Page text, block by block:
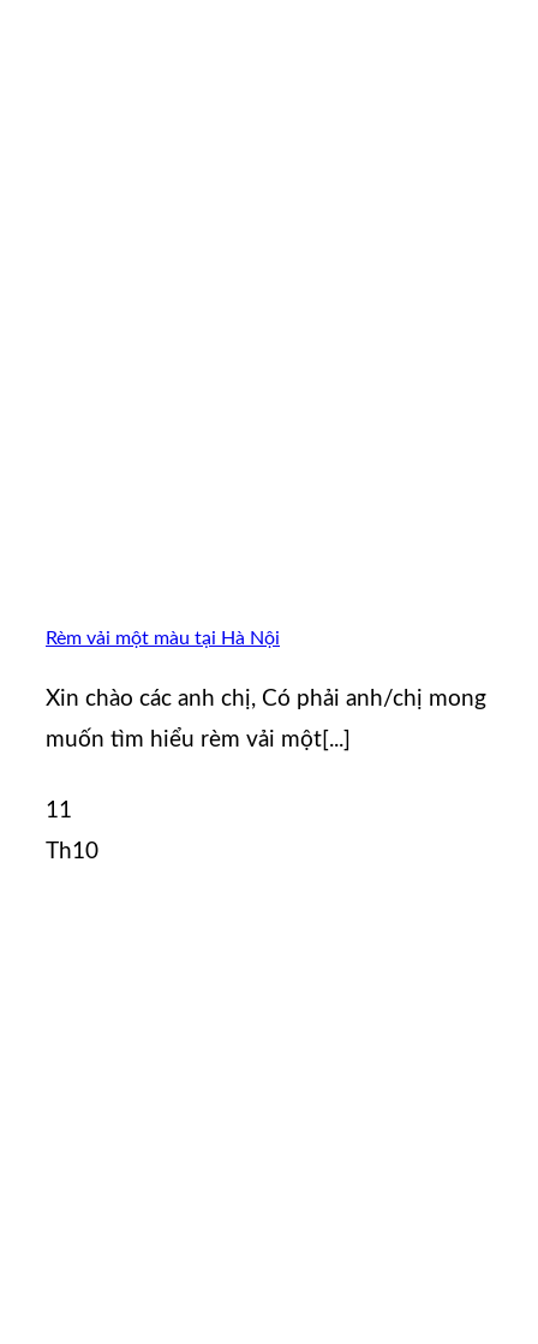
Rèm vải một màu tại Hà Nội
Xin chào các anh chị, Có phải anh/chị mong
muốn tìm hiểu rèm vải một[...]
11
Th10